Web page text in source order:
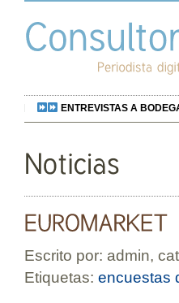
ENTREVISTAS A
Escrito por: admin,
Etiquetas: encuestas